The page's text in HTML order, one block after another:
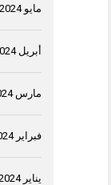
مايو 2024
أبريل 2024
مارس 2024
فبراير 2024
يناير 2024